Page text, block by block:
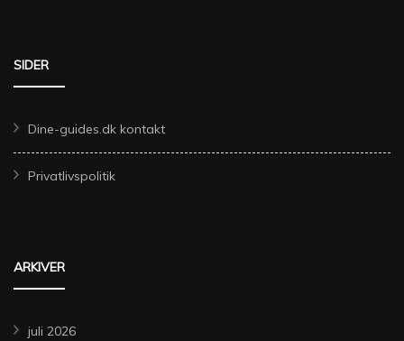
SIDER
Dine-guides.dk kontakt
Privatlivspolitik
ARKIVER
juli 2026